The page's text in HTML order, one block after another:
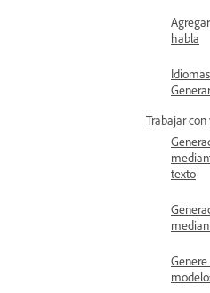
habla
Trabajar con
texto